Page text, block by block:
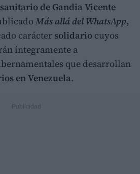
de Gandia Vicente
Más allá del WhatsApp,
carácter solidario cuyos
íntegramente a
que desarrollan
en Venezuela.